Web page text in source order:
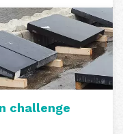
challenge